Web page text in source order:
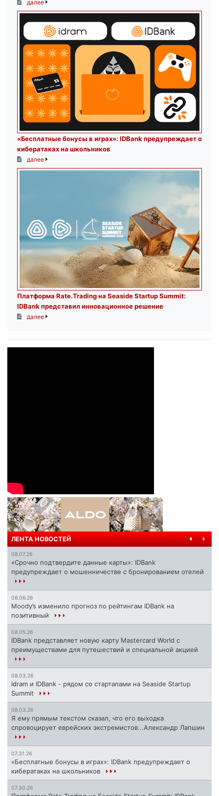
далее
«Бесплатные бонусы в играх»: IDBank предупреждает о
кибератаках на школьников
далее
Платформа Rate.Trading на Seaside Startup Summit:
IDBank представил инновационное решение
далее
ЛЕНТА НОВОСТЕЙ
08.07.26
«Срочно подтвердите данные карты»: IDBank
предупреждает о мошенничестве с бронированием отелей
08.06.26
Moody’s изменило прогноз по рейтингам IDBank на
позитивный
08.05.26
IDBank представляет новую карту Mastercard World с
преимуществами для путешествий и специальной акцией
08.03.26
Idram и IDBank - рядом со стартапами на Seaside Startup
Summit
08.03.26
Я ему прямым текстом сказал, что его выходка
спровоцирует еврейских экстремистов...Александр Лапшин
07.31.26
«Бесплатные бонусы в играх»: IDBank предупреждает о
кибератаках на школьников
07.30.26